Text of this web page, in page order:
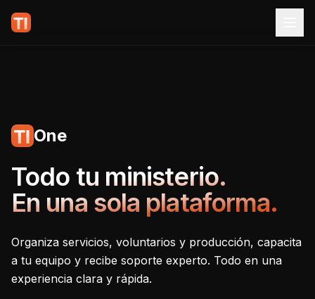
One
Tecnoiglesia One -
Todo tu ministerio.
En una sola plataforma.
Organiza servicios, voluntarios y producción, capacita
a tu equipo y recibe soporte experto. Todo en una
experiencia clara y rápida.